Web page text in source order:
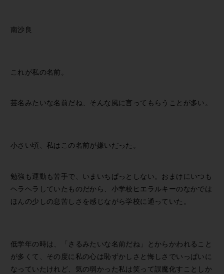
南沙良
これが私の名前。
芸名みたいな名前だね、そんな風に言ってもらうことが多い。
小さい頃、私はこの名前が嫌いだった。
勉強も運動も苦手で、いまいちぱっとしない。おまけにいつも
ヘラヘラしていたものだから、小学校ヒエラルキーのなかでは
ほんの少しの息苦しさを感じながら学校に通っていた。
低学年の時は、「さるみたいな名前だね」とからかわれること
が多くて、その度に私の心は恥ずかしさと悔しさでいっぱいに
なっていたけれど、気の弱かった私は笑って誤魔化すことしか